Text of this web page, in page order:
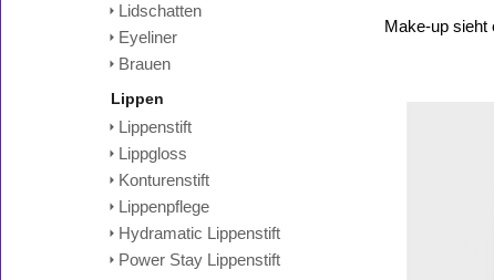
Lidschatten
Eyeliner
Brauen
Lippen
Lippenstift
Lippgloss
Konturenstift
Lippenpflege
Hydramatic Lippenstift
Power Stay Lippenstift
Make-up sieht